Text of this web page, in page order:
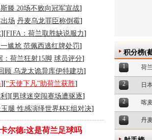
滕 20场不败向冠军宣战]
场 丹麦乌龙罪臣称倒霉]
][FIFA：荷兰取胜缺说服力]
尴尬 范佩西逃红牌处罚]
：荷兰狂射15脚 球员评分]
顾 乌龙太诡异库伊特建功]
][“天使下凡”助荷兰获胜]
][男球迷突闯赛场遭驱逐]
腿 性感演绎世界杯E组对决]
尔德:这是荷兰足球吗
积分榜(
1 荷兰
2 日
2 喀
4 丹